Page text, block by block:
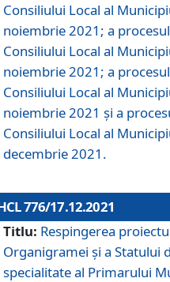
Consiliului Local al
noiembrie 2021; a
Consiliului Local al
noiembrie 2021; a
Consiliului Local al
noiembrie 2021 și a
Consiliului Local al
decembrie 2021.
776/17.12.2021
Titlu: Respingerea
Organigramei şi a Statului
specialitate al Primarului